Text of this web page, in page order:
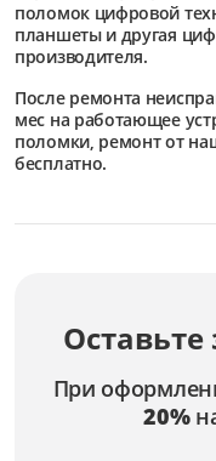
поломок цифровой
планшеты и другая
производителя.
После ремонта
мес на работающее
поломки, ремонт от
бесплатно.
При
20%